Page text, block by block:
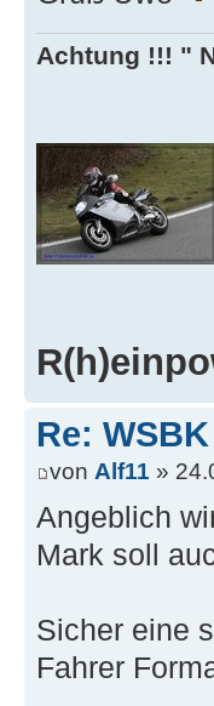
Achtung !!! "
Re:
von Alf11 »
Angeblich
Mark soll
Sicher eine
Fahrer